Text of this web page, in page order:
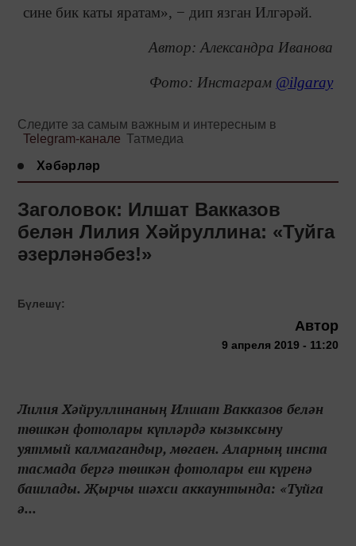
сине бик каты яратам», − дип язган Илгәрәй.
Автор: Александра Иванова
Фото: Инстаграм @ilgaray
Следите за самым важным и интересным в
Telegram-канале Татмедиа
Хәбәрләр
Заголовок: Илшат Вакказов
белән Лилия Хәйруллина: «Туйга
әзерләнәбез!»
Бүлешү:
Автор
9 апреля 2019 - 11:20
Лилия Хәйруллинаның Илшат Вакказов белән
төшкән фотолары күпләрдә кызыксыну
уятмый калмагандыр, мөгаен. Аларның инста
тасмада бергә төшкән фотолары еш күренә
башлады. Җырчы шәхси аккаунтында: «Туйга
ә...